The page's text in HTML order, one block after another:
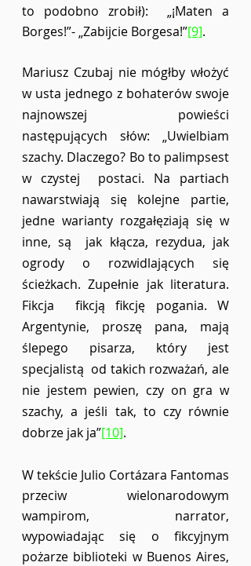
to podobno zrobił):  „¡Maten a
Borges!”- „Zabijcie Borgesa!”[9].
Mariusz Czubaj nie mógłby włożyć
w usta jednego z bohaterów swoje
najnowszej  powieści
następujących słów: „Uwielbiam
szachy. Dlaczego? Bo to palimpsest
w czystej  postaci. Na partiach
nawarstwiają się kolejne partie,
jedne warianty rozgałęziają się w
inne, są  jak kłącza, rezydua, jak
ogrody o rozwidlających się
ścieżkach. Zupełnie jak literatura.
Fikcja  fikcją fikcję pogania. W
Argentynie, proszę pana, mają
ślepego pisarza, który jest
specjalistą  od takich rozważań, ale
nie jestem pewien, czy on gra w
szachy, a jeśli tak, to czy równie
dobrze jak ja”[10].
W tekście Julio Cortázara Fantomas
przeciw wielonarodowym
wampirom, narrator,
wypowiadając się o fikcyjnym
pożarze biblioteki w Buenos Aires,